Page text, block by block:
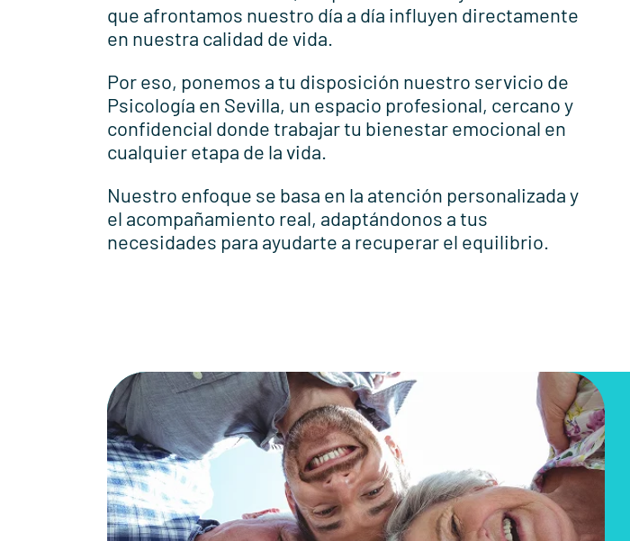
que afrontamos nuestro día a día influyen directamente
en nuestra calidad de vida.
Por eso, ponemos a tu disposición nuestro servicio de
Psicología en Sevilla, un espacio profesional, cercano y
confidencial donde trabajar tu bienestar emocional en
cualquier etapa de la vida.
Nuestro enfoque se basa en la atención personalizada y
el acompañamiento real, adaptándonos a tus
necesidades para ayudarte a recuperar el equilibrio.